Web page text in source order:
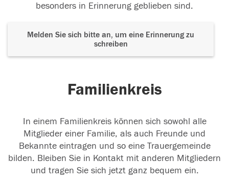
besonders in Erinnerung geblieben sind.
Melden Sie sich bitte an, um eine Erinnerung zu
schreiben
Familienkreis
In einem Familienkreis können sich sowohl alle
Mitglieder einer Familie, als auch Freunde und
Bekannte eintragen und so eine Trauergemeinde
bilden. Bleiben Sie in Kontakt mit anderen Mitgliedern
und tragen Sie sich jetzt ganz bequem ein.